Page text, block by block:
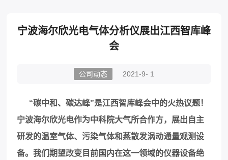
宁波海尔欣光电气体分析仪展出江西智库峰
会
公司动态 2021-9- 1
“碳中和、碳达峰”是江西智库峰会中的火热议题！
宁波海尔欣光电作为中科院大气所合作方，展出自主
研发的温室气体、污染气体和蒸散发涡动通量观测设
备。我们期望改变目前国内在这一领域的仪器设备绝